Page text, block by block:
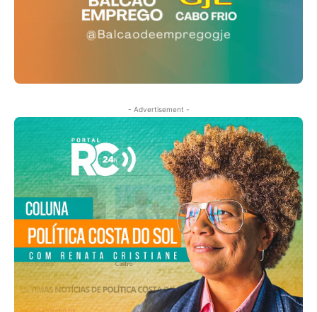
- Advertisement -